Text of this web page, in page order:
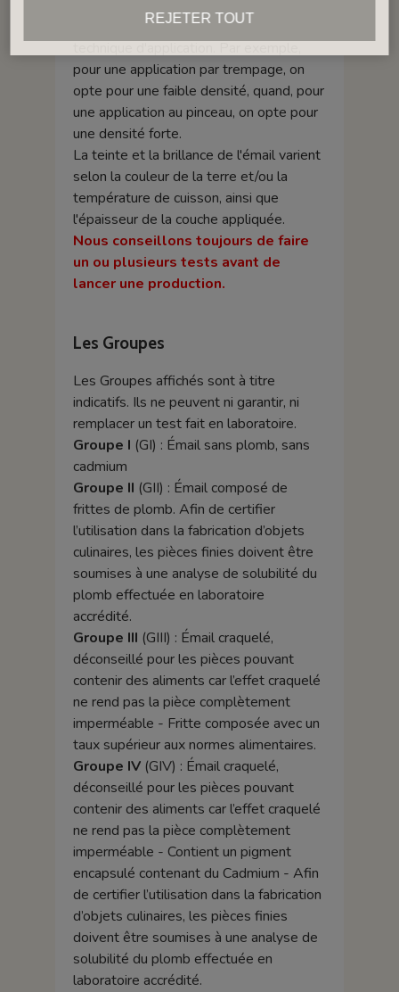
La densité d’un émail dépend de la
pour une application par trempage, on
opte pour une faible densité, quand, pour
une application au pinceau, on opte pour
une densité forte.
La teinte et la brillance de l'émail varient
selon la couleur de la terre et/ou la
température de cuisson, ainsi que
l'épaisseur de la couche appliquée.
Nous conseillons toujours de faire
un ou plusieurs tests avant de
lancer une production.
Les Groupes
Les Groupes affichés sont à titre
indicatifs. Ils ne peuvent ni garantir, ni
remplacer un test fait en laboratoire.
Groupe I (GI) : Émail sans plomb, sans
cadmium
Groupe II (GII) : Émail composé de
frittes de plomb. Afin de certifier
l’utilisation dans la fabrication d’objets
culinaires, les pièces finies doivent être
soumises à une analyse de solubilité du
plomb effectuée en laboratoire
accrédité.
Groupe III (GIII) : Émail craquelé,
déconseillé pour les pièces pouvant
contenir des aliments car l’effet craquelé
ne rend pas la pièce complètement
imperméable - Fritte composée avec un
taux supérieur aux normes alimentaires.
Groupe IV(GIV) : Émail craquelé,
déconseillé pour les pièces pouvant
contenir des aliments car l’effet craquelé
ne rend pas la pièce complètement
imperméable - Contient un pigment
encapsulé contenant du Cadmium - Afin
de certifier l’utilisation dans la fabrication
d’objets culinaires, les pièces finies
doivent être soumises à une analyse de
solubilité du plomb effectuée en
laboratoire accrédité.
REJETER TOUT